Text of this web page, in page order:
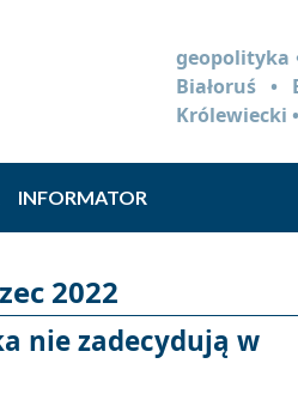
geopolityka
Białoruś •
Królewiecki
INFORMATOR
2022
nie zadecydują w